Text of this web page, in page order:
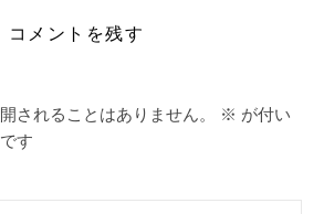
コメントを残す
されることはありません。 ※ が付い
す